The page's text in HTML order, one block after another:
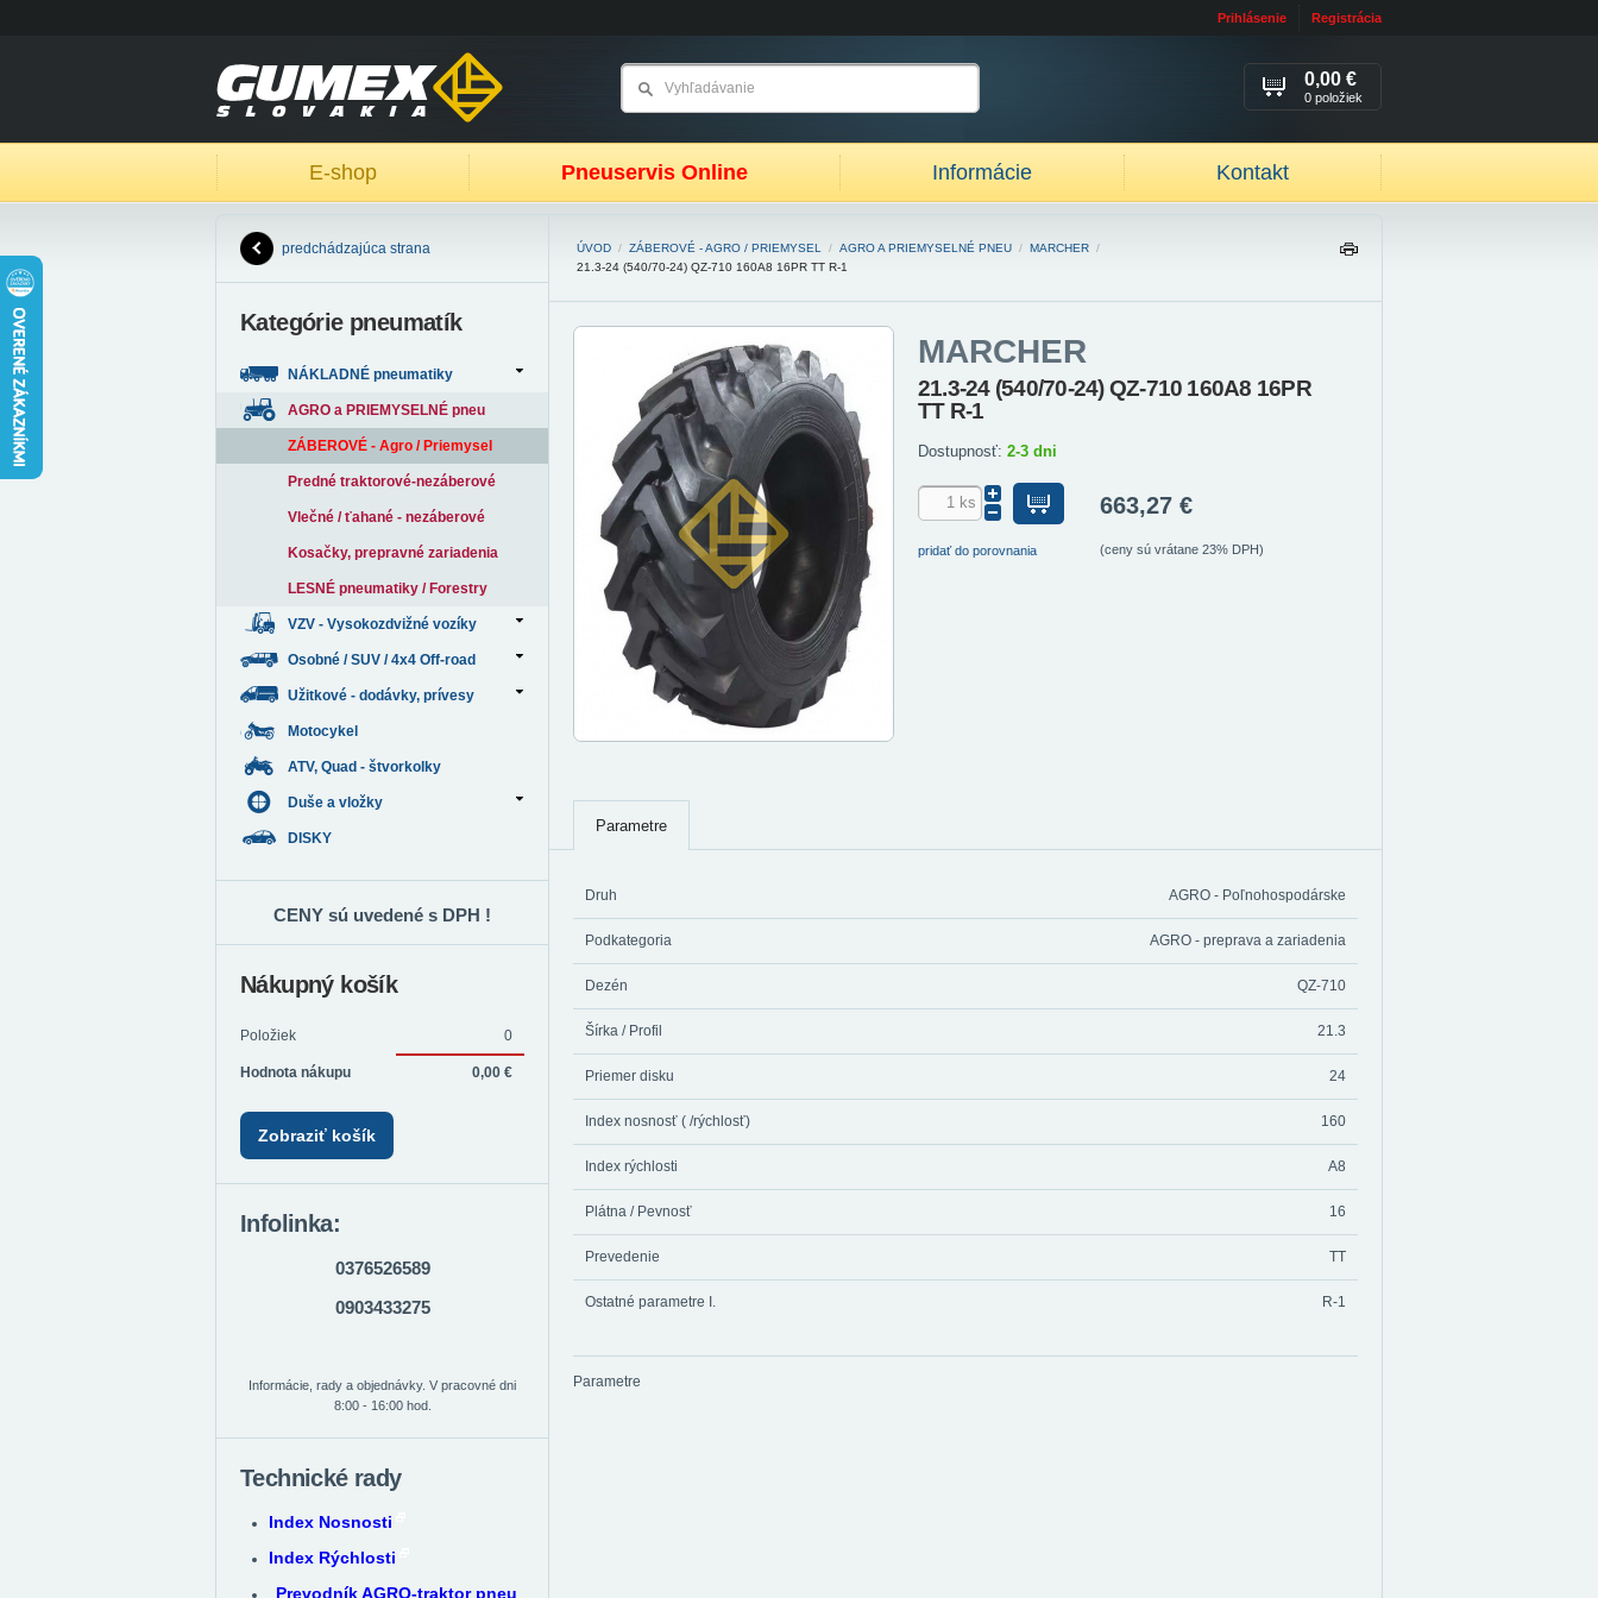
Prihlásenie Registrácia
E-shop Pneuservis Online Informácie Kontakt
0,00 €
0 položiek
ÚVOD / ZÁBEROVÉ - AGRO / PRIEMYSEL / AGRO A PRIEMYSELNÉ PNEU / MARCHER /
21.3-24 (540/70-24) QZ-710 160A8 16PR TT R-1
MARCHER
21.3-24 (540/70-24) QZ-710 160A8 16PR
TT R-1
Dostupnosť: 2-3 dni
pridať do porovnania
663,27 €
(ceny sú vrátane 23% DPH)
Parametre
Druh AGRO - Poľnohospodárske
Podkategoria AGRO - preprava a zariadenia
Dezén QZ-710
Šírka / Profil 21.3
Priemer disku 24
Index nosnosť ( /rýchlosť) 160
Index rýchlosti A8
Plátna / Pevnosť 16
Prevedenie TT
Ostatné parametre I. R-1
Parametre
predchádzajúca strana
Kategórie pneumatík
NÁKLADNÉ pneumatiky
AGRO a PRIEMYSELNÉ pneu
ZÁBEROVÉ - Agro / Priemysel
Predné traktorové-nezáberové
Vlečné / ťahané - nezáberové
Kosačky, prepravné zariadenia
LESNÉ pneumatiky / Forestry
VZV - Vysokozdvižné vozíky
Osobné / SUV / 4x4 Off-road
Užitkové - dodávky, prívesy
Motocykel
ATV, Quad - štvorkolky
Duše a vložky
DISKY
CENY sú uvedené s DPH !
Nákupný košík
Položiek 0
Hodnota nákupu 0,00 €
Zobraziť košík
Infolinka:
0376526589
0903433275
Informácie, rady a objednávky. V pracovné dni
8:00 - 16:00 hod.
Technické rady
Index Nosnosti
Index Rýchlosti
Prevodník AGRO-traktor pneu